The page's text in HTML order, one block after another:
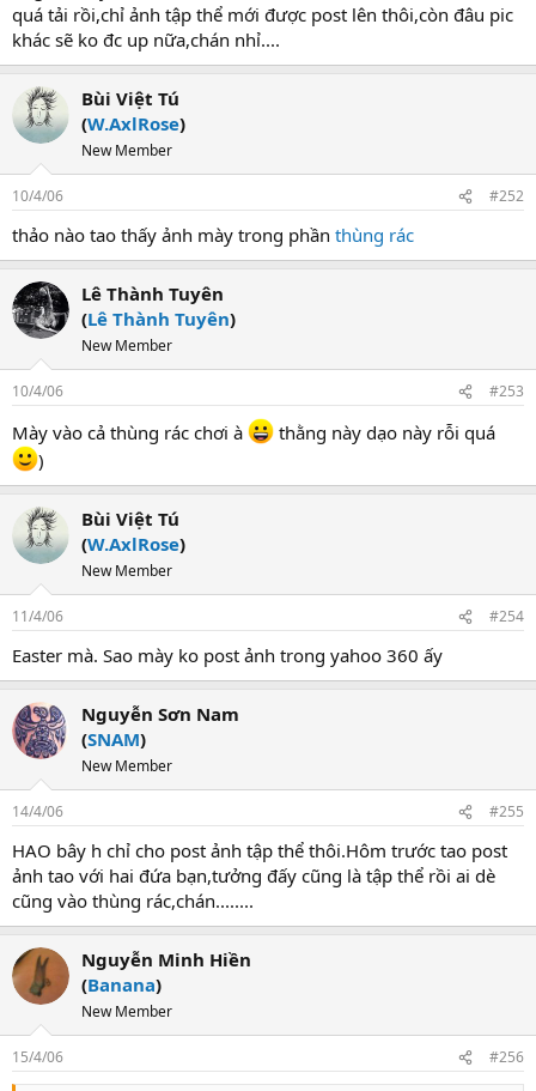
quá tải rồi,chỉ ảnh tập thể mới được post lên thôi,còn đâu pic
khác sẽ ko đc up nữa,chán nhỉ....
Bùi Việt Tú
(W.AxlRose)
New Member
10/4/06 #252
thảo nào tao thấy ảnh mày trong phần thùng rác
Lê Thành Tuyên
(Lê Thành Tuyên)
New Member
10/4/06 #253
Mày vào cả thùng rác chơi à
thằng này dạo này rỗi quá
)
Bùi Việt Tú
(W.AxlRose)
New Member
11/4/06 #254
Easter mà. Sao mày ko post ảnh trong yahoo 360 ấy
Nguyễn Sơn Nam
(SNAM)
New Member
14/4/06 #255
HAO bây h chỉ cho post ảnh tập thể thôi.Hôm trước tao post
ảnh tao với hai đứa bạn,tưởng đấy cũng là tập thể rồi ai dè
cũng vào thùng rác,chán........
Nguyễn Minh Hiền
(Banana)
New Member
15/4/06 #256